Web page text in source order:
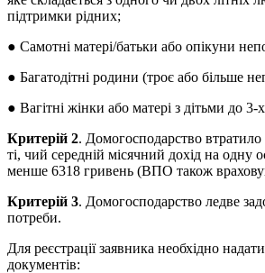
підтримки рідних;
● Самотні матері/батьки або опікуни
● Багатодітні родини (троє або більше
● Вагітні жінки або матері з дітьми до 3-
Критерій 2. Домогосподарство
ті, чий середній місячний дохід на одну
менше 6318 гривень (ВПО також
Критерій 3. Домогосподарство ледве
потреби.
Для реєстрації заявника необхідно
документів: